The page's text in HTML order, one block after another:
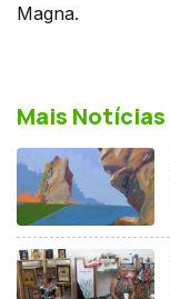
Magna.
Mais Notícias